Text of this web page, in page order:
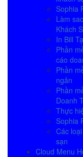
Sophia
Làm
Khách
In Bill
Phần
cáo
Phần
ngân
Phần
Doanh
Thực
Sophia
Các
sạn
Cloud Menu